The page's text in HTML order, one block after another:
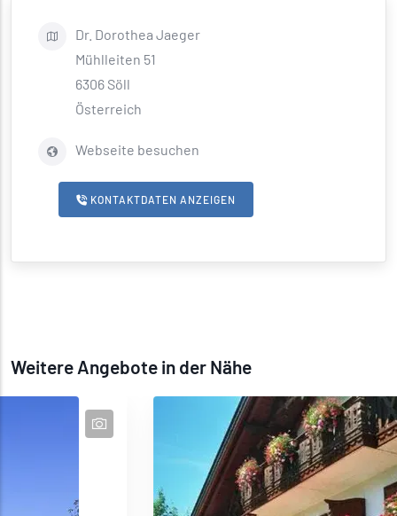
Dr. Dorothea Jaeger
Mühlleiten 51
6306 Söll
Österreich
Webseite besuchen
KONTAKTDATEN ANZEIGEN
Weitere Angebote in der Nähe